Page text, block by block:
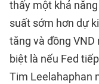
thấy một khả
suất sớm hơn dự
tăng và đồng
biệt là nếu Fed
Tim Leelahaphan